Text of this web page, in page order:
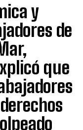
y
de
que